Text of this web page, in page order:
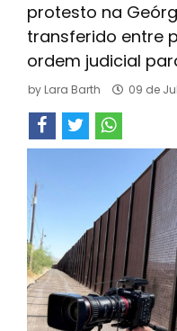
protesto na
transferido entre
ordem judicial
by Lara Barth 09 de